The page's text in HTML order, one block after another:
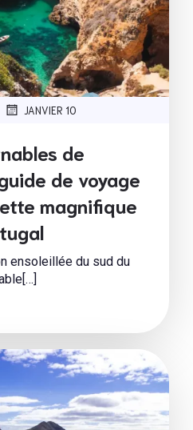
JANVIER 10
de
de voyage
magnifique
ensoleillée du sud du